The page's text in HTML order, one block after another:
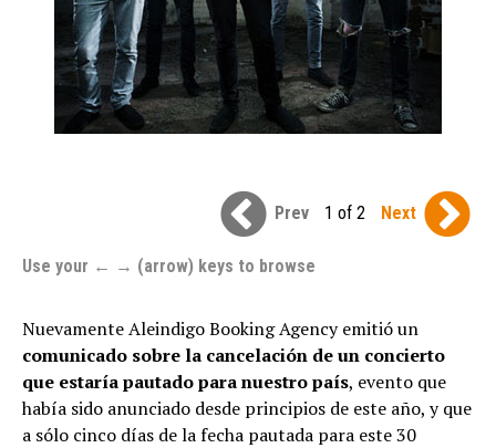
Prev 1 of 2 Next
Use your ← → (arrow) keys to browse
Nuevamente Aleindigo Booking Agency emitió un
comunicado sobre la cancelación de un concierto
que estaría pautado para nuestro país, evento que
había sido anunciado desde principios de este año, y que
a sólo cinco días de la fecha pautada para este 30